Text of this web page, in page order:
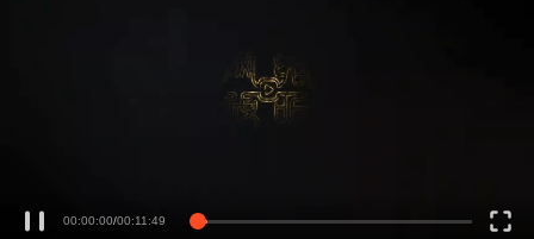
00:00:00/00:11:49